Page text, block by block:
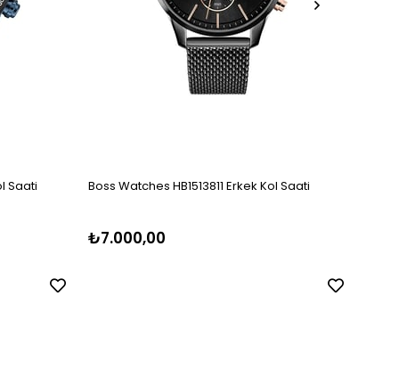
Saati Boss Watches HB1513811 Erkek Kol Saati
₺7.000,00